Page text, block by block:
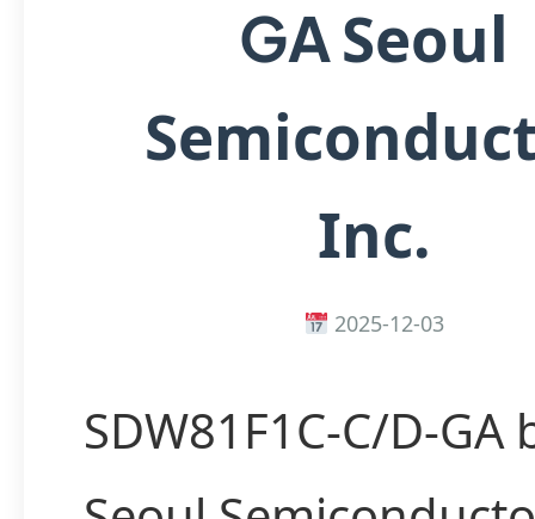
GASeoul
Inc.
2025-12-03
SDW81F1C-C/D-GA